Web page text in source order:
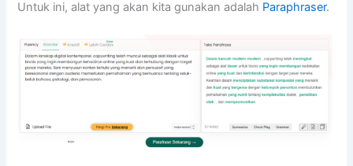
Untuk ini, alat yang akan kita gunakan adalah Paraphraser.